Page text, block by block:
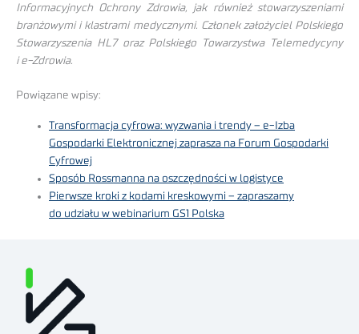
Informacyjnych Ochrony Zdrowia, jak również stowarzyszeniami
branżowymi i klastrami medycznymi. Członek założyciel Polskiego
Stowarzyszenia HL7 oraz Polskiego Towarzystwa Telemedycyny
i e-Zdrowia.
Powiązane wpisy:
Transformacja cyfrowa: wyzwania i trendy – e-Izba
Gospodarki Elektronicznej zaprasza na Forum Gospodarki
Cyfrowej
Sposób Rossmanna na oszczędności w logistyce
Pierwsze kroki z kodami kreskowymi – zapraszamy
do udziału w webinarium GS1 Polska